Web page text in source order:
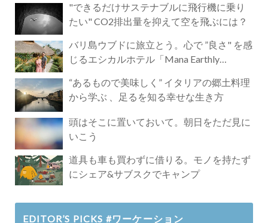
"できるだけサステナブルに飛行機に乗り
たい" CO2排出量を抑えて空を飛ぶには？
バリ島ウブドに旅立とう。心で ”良さ" を感
じるエシカルホテル「Mana Earthly
“あるもので美味しく” イタリアの郷土料理
から学ぶ 、足るを知る幸せな生き方
頭はそこに置いておいて。朝日をただ見に
いこう
道具も車も買わずに借りる。モノを持たず
にシェア&サブスクでキャンプ
EDITOR’S PICKS #ワーケーション